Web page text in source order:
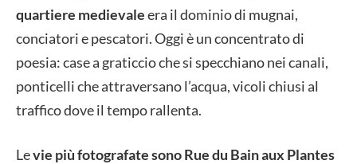
quartiere medievaleera il dominio di mugnai,
conciatori e pescatori. Oggi è un concentrato di
poesia: case a graticcio che si specchiano nei canali,
ponticelli che attraversano l’acqua, vicoli chiusi al
traffico dove il tempo rallenta.
Levie più fotografate sono Rue du Bain aux Plantes